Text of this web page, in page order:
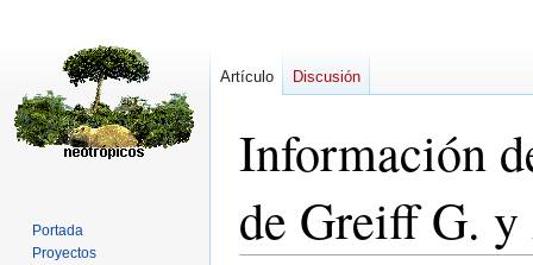
Información
de Greiff G.
Artículo Discusión
Portada
Proyectos